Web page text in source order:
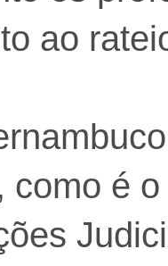
ao
como é